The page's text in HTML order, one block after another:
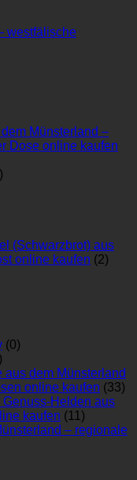
westfälische
Münsterland –
Dose online kaufen
(Schwarzbrot) aus
online kaufen (2)
(0)
dem Münsterland
online kaufen (33)
Helden aus
kaufen (11)
– regionale